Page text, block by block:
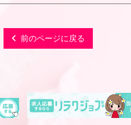
前のページに戻る